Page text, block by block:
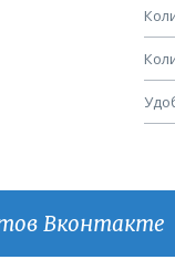
Вконтакте